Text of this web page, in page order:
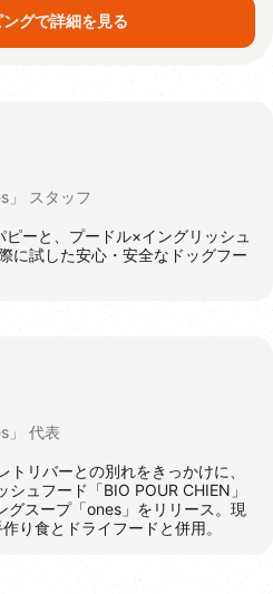
グで詳細を見る
」 スタッフ
ーと、プードル×イングリッシュ
に試した安心・安全なドッグフー
」 代表
リバーとの別れをきっかけに、
ュフード「BIO POUR CHIEN」
スープ「ones」をリリース。現
り食とドライフードと併用。